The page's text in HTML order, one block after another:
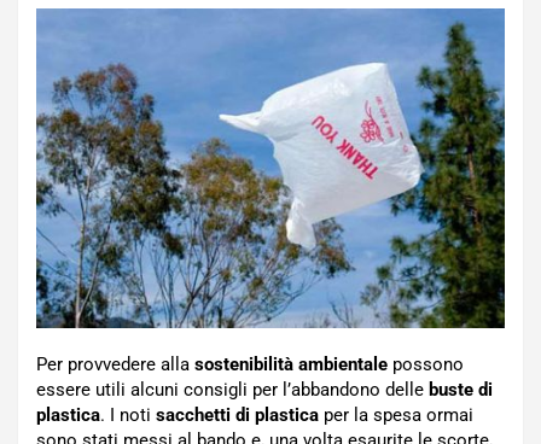
Per provvedere alla sostenibilità ambientale possono
essere utili alcuni consigli per l’abbandono delle buste di
plastica. I noti sacchetti di plastica per la spesa ormai